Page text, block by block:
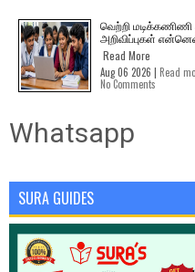
வெற்றி மடிக்கணிணி
அறிவிப்புகள்
Read More
Aug 06 2026 | Read
No Comments
Whatsapp
SURA GUIDES